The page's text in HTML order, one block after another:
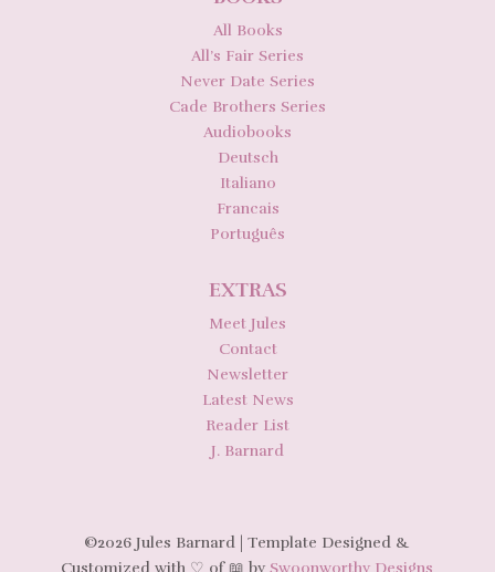
All Books
All’s Fair Series
Never Date Series
Cade Brothers Series
Audiobooks
Deutsch
Italiano
Francais
Português
EXTRAS
Meet Jules
Contact
Newsletter
Latest News
Reader List
J. Barnard
©2026 Jules Barnard | Template Designed &
Customized with ♡ of 📖 bySwoonworthy Designs